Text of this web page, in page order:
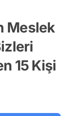
Meslek
15 Kişi